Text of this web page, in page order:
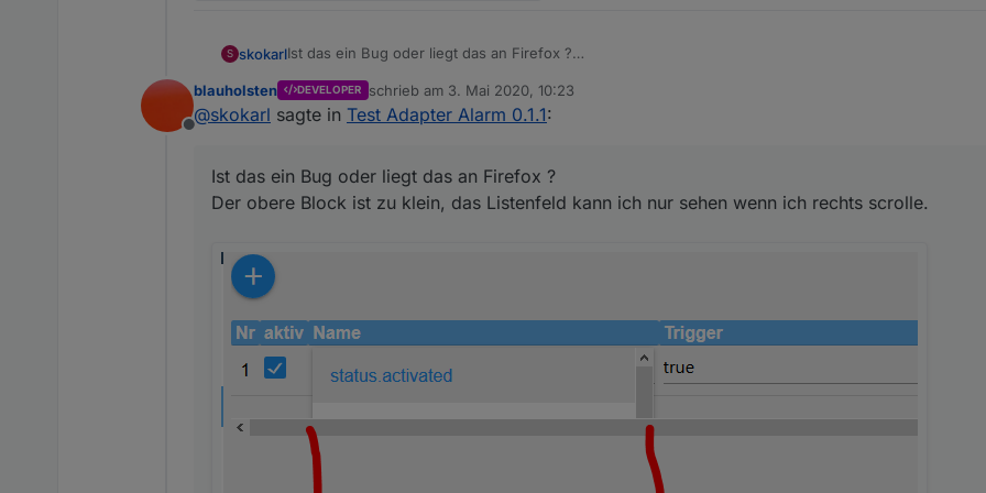
S skokarlIst das ein Bug oder liegt das an Firefox ?
Offline
blauholsten DEVELOPER schrieb am 3. Mai 2020, 10:23
zuletzt editiert von
@skokarl sagte in Test Adapter Alarm 0.1.1:
Ist das ein Bug oder liegt das an Firefox ?
Der obere Block ist zu klein, das Listenfeld kann ich nur sehen wenn ich rechts scrolle.